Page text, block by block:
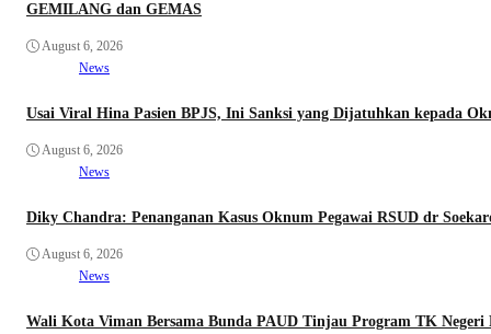
GEMILANG dan GEMAS
August 6, 2026
News
Usai Viral Hina Pasien BPJS, Ini Sanksi yang Dijatuhkan kepada
August 6, 2026
News
Diky Chandra: Penanganan Kasus Oknum Pegawai RSUD dr
August 6, 2026
News
Wali Kota Viman Bersama Bunda PAUD Tinjau Program TK